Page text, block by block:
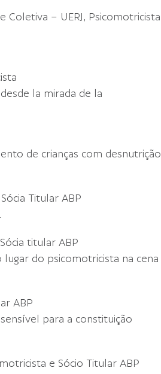
– UERJ, Psicomotricista
la mirada de la
de crianças com desnutrição
Titular ABP
titular ABP
lugar do psicomotricista na cena
ABP
para a constituição
e Sócio Titular ABP